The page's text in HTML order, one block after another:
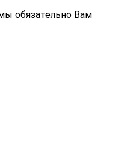
обязательно Вам